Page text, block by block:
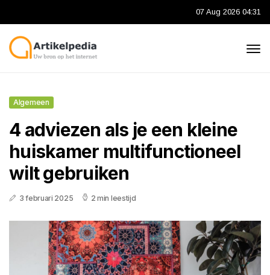
07 Aug 2026 04:31
Algemeen
4 adviezen als je een kleine
huiskamer multifunctioneel
wilt gebruiken
3 februari 2025 2 min leestijd